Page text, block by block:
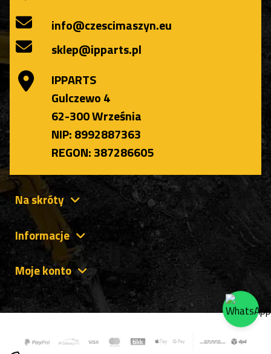
info@czescimaszyn.eu
sklep@ipparts.pl
IPPARTS
Gulczewo 4
62-300 Września
NIP: 8992887363
REGON: 387286605
Na skróty
Informacje
Moje konto